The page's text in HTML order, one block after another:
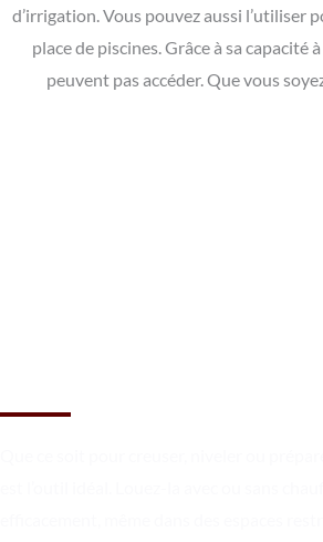
d’irrigation. Vous pouvez aussi l’utiliser
place de piscines. Grâce à sa
peuvent pas accéder. Que vous
Besoin d'une mini
Que ce soit pour creuser, niveler ou
efficacement, même dans des espaces